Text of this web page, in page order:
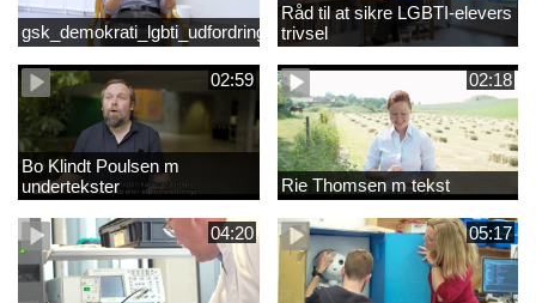
gsk_demokrati_lgbti_udfordringer
Råd til at sikre LGBTI-elevers
trivsel
02:59
Bo Klindt Poulsen m
undertekster
02:18
Rie Thomsen m tekst
04:20 05:17